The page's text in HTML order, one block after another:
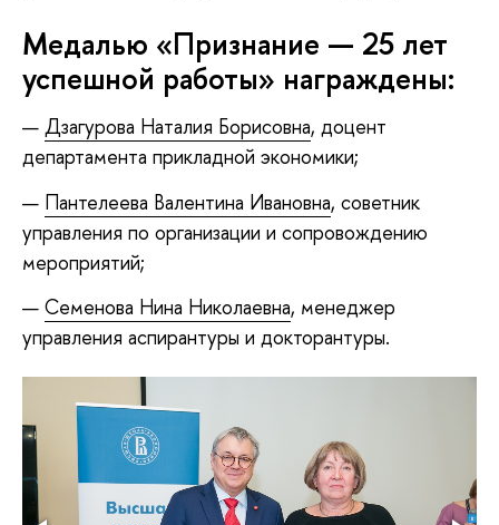
Медалью «Признание — 25 лет
успешной работы» награждены:
Дзагурова Наталия Борисовна, доцент
департамента прикладной экономики;
Пантелеева Валентина Ивановна, советник
управления по организации и сопровождению
мероприятий;
Семенова Нина Николаевна, менеджер
управления аспирантуры и докторантуры.